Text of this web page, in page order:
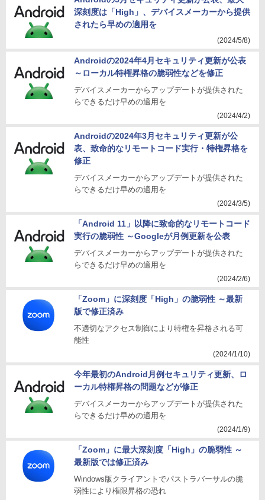
深刻度は「High」、デバイスメーカーから提供
されたら早めの適用を
(2024/5/8)
Androidの2024年4月セキュリティ更新が公表
～ローカル特権昇格の脆弱性などを修正
デバイスメーカーからアップデートが提供された
らできるだけ早めの適用を
(2024/4/2)
Androidの2024年3月セキュリティ更新が公
表、致命的なリモートコード実行・特権昇格を
修正
デバイスメーカーからアップデートが提供された
らできるだけ早めの適用を
(2024/3/5)
「Android 11」以降に致命的なリモートコード
実行の脆弱性 ～Googleが月例更新を公表
デバイスメーカーからアップデートが提供された
らできるだけ早めの適用を
(2024/2/6)
「Zoom」に深刻度「High」の脆弱性 ～最新
版で修正済み
不適切なアクセス制御により特権を昇格される可
能性
(2024/1/10)
今年最初のAndroid月例セキュリティ更新、ロ
ーカル特権昇格の問題などが修正
デバイスメーカーからアップデートが提供された
らできるだけ早めの適用を
(2024/1/9)
「Zoom」に最大深刻度「High」の脆弱性 ～
最新版では修正済み
Windows版クライアントでパストラバーサルの脆
弱性により権限昇格の恐れ